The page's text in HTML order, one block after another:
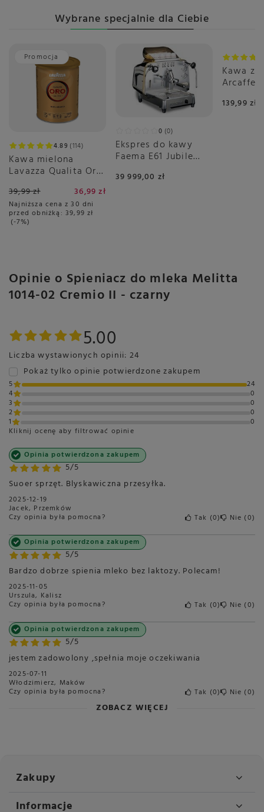
Wybrane specjalnie dla Ciebie
Promocja
4.89 114
Kawa mielona
Lavazza Qualita Oro
39,99 zł 36,99 zł
Najniższa cena z 30 dni
przed obniżką: 39,99 zł
-7%
0 0
Ekspres do kawy
Faema E61 Jubile
grupowy
39 999,00 zł
Kawa
Arcaffe
139,99 zł
Opinie o Spieniacz do mleka Melitta
1014-02 Cremio II - czarny
5.00
Liczba wystawionych opinii: 24
Pokaż tylko opinie potwierdzone zakupem
5
24
4
0
3
0
2
0
1
0
Kliknij ocenę aby filtrować opinie
5/5
Opinia potwierdzona zakupem
Suoer sprzęt. Blyskawiczna przesyłka.
2025-12-19
Jacek, Przemków
Czy opinia była pomocna? Tak 0 Nie 0
5/5
Opinia potwierdzona zakupem
Bardzo dobrze spienia mleko bez laktozy. Polecam!
2025-11-05
Urszula, Kalisz
Czy opinia była pomocna? Tak 0 Nie 0
5/5
Opinia potwierdzona zakupem
jestem zadowolony ,spełnia moje oczekiwania
2025-07-11
Włodzimierz, Maków
Czy opinia była pomocna? Tak 0 Nie 0
ZOBACZ WIĘCEJ
Zakupy
Informacje